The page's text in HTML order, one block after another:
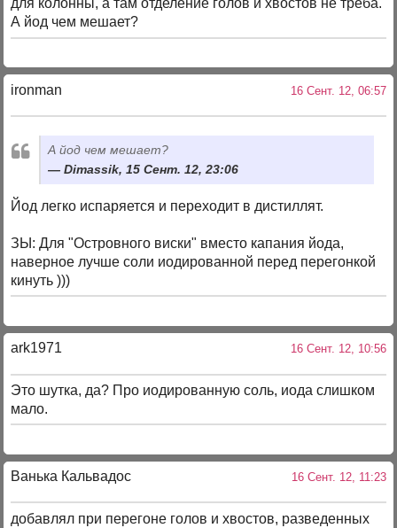
для колонны, а там отделение голов и хвостов не треба.
А йод чем мешает?
ironman 16 Сент. 12, 06:57
А йод чем мешает?
Dimassik, 15 Сент. 12, 23:06
Йод легко испаряется и переходит в дистиллят.
ЗЫ: Для "Островного виски" вместо капания йода,
наверное лучше соли иодированной перед перегонкой
кинуть )))
ark1971 16 Сент. 12, 10:56
Это шутка, да? Про иодированную соль, иода слишком
мало.
Ванька Кальвадос 16 Сент. 12, 11:23
добавлял при перегоне голов и хвостов, разведенных